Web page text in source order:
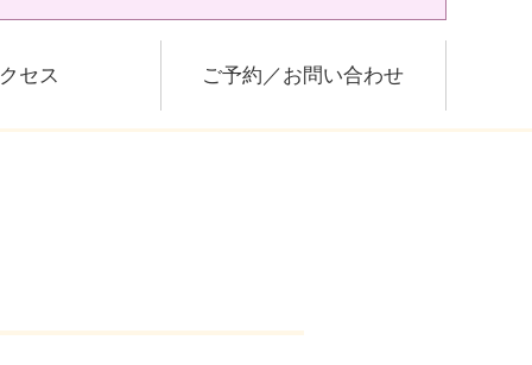
セス ご予約／お問い合わせ